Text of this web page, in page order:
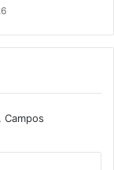
Campos